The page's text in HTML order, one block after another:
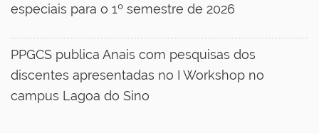
especiais para o 1º semestre de 2026
PPGCS publica Anais com pesquisas dos
discentes apresentadas no I Workshop no
campus Lagoa do Sino